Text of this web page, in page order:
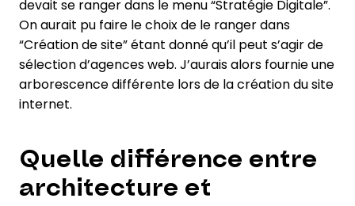
devait se ranger dans le menu “Stratégie Digitale”.
On aurait pu faire le choix de le ranger dans
“Création de site” étant donné qu’il peut s’agir de
sélection d’agences web. J’aurais alors fournie une
arborescence différente lors de la création du site
internet.
Quelle différence entre
architecture et